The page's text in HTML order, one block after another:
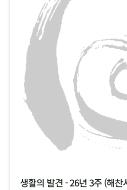
생활의 발견 - 26년 3주 (해